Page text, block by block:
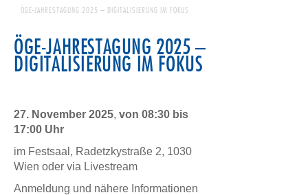
ÖGE-JAHRESTAGUNG 2025 – DIGITALISIERUNG IM FOKUS
ÖGE-JAHRESTAGUNG 2025 –
DIGITALISIERUNG IM FOKUS
27. November 2025, von 08:30 bis
17:00 Uhr
im Festsaal, Radetzkystraße 2, 1030
Wien oder via Livestream
Anmeldung und nähere Informationen